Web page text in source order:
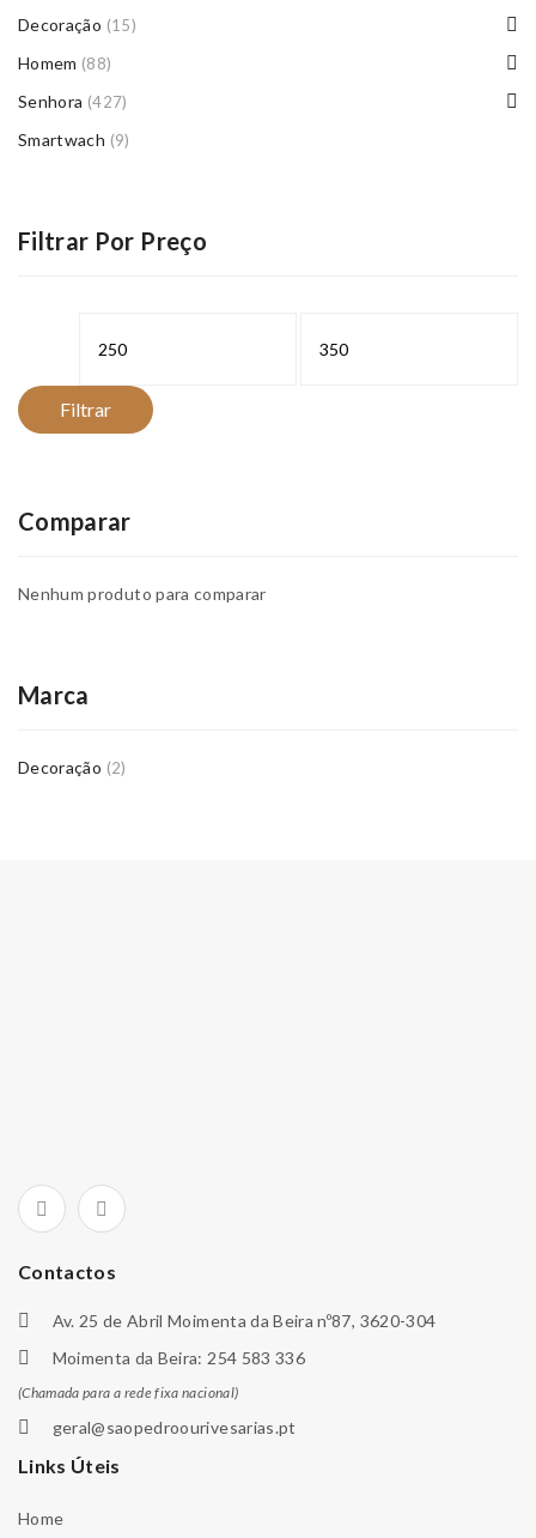
Decoração (15)
Homem (88)
Senhora (427)
Smartwach (9)
Filtrar Por Preço
Filtrar
Comparar
Nenhum produto para comparar
Marca
Decoração (2)
Contactos
Av. 25 de Abril Moimenta da Beira nº87, 3620-304
Moimenta da Beira: 254 583 336
(Chamada para a rede fixa nacional)
geral@saopedroourivesarias.pt
Links Úteis
Home